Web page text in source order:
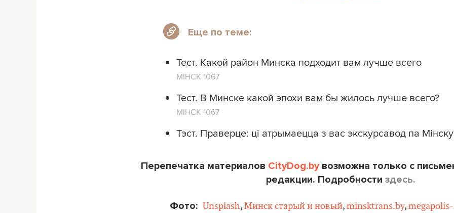
Еще по теме:
Тест. Какой район Минска подходит вам лучше всего
МІНСК 1067
Тест. В Минске какой эпохи вам бы жилось лучше всего?
МІНСК 1067
Тэст. Праверце: ці атрымаецца з вас экскурсавод па
Перепечатка материалов CityDog.byвозможна только с
редакции. Подробности здесь.
Фото: Unsplash,Минск старый и новый,minsktrans.by,